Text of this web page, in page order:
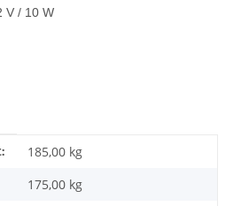
V / 10 W
185,00 kg
175,00 kg